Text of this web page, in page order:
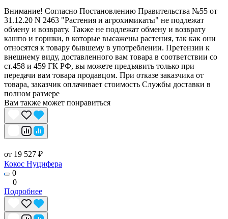
Внимание! Согласно Постановлению Правительства №55 от
31.12.20 N 2463 "Растения и агрохимикаты" не подлежат
обмену и возврату. Также не подлежат обмену и возврату
кашпо и горшки, в которые высажены растения, так как они
относятся к товару бывшему в употреблении. Претензии к
внешнему виду, доставленного вам товара в соответствии со
ст.458 и 459 ГК РФ, вы можете предъявить только при
передачи вам товара продавцом. При отказе заказчика от
товара, заказчик оплачивает стоимость Службы доставки в
полном размере
Вам также может понравиться
от 19 527 ₽
Кокос Нуцифера
0
0
Подробнее